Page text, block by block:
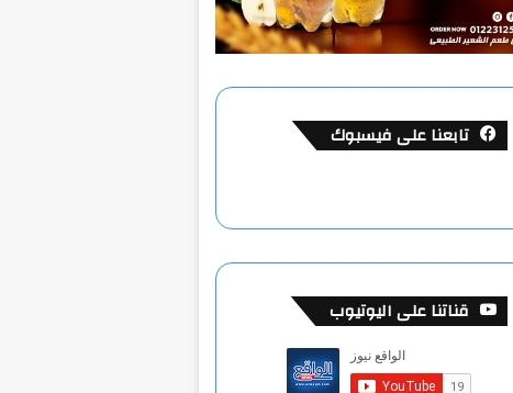
تابعنا على فيسبوك
قناتنا على اليوتيوب